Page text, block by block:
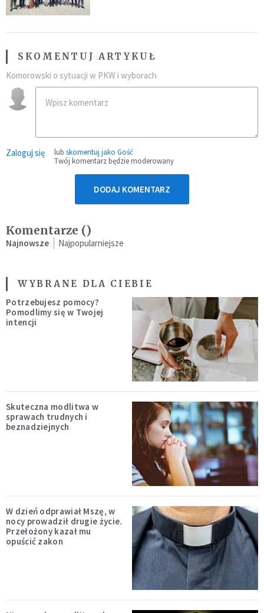
SKOMENTUJ ARTYKUŁ
Komorowski o sytuacji w PKW i wyborach
Zaloguj się lub skomentuj jako Gość
Twój komentarz będzie moderowany
DODAJ KOMENTARZ
Komentarze ()
Najnowsze Najpopularniejsze
WYBRANE DLA CIEBIE
Potrzebujesz pomocy?
Pomodlimy się w Twojej
intencji
Skuteczna modlitwa w
sprawach trudnych i
beznadziejnych
W dzień odprawiał Mszę, w
nocy prowadził drugie życie.
Przełożony kazał mu
opuścić zakon